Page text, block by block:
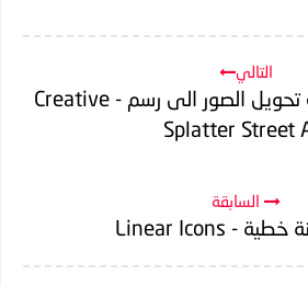
التالي
أكشن للفوتوشوب تحويل الصور الى رسم - Creative
Splatter Street
السابقة